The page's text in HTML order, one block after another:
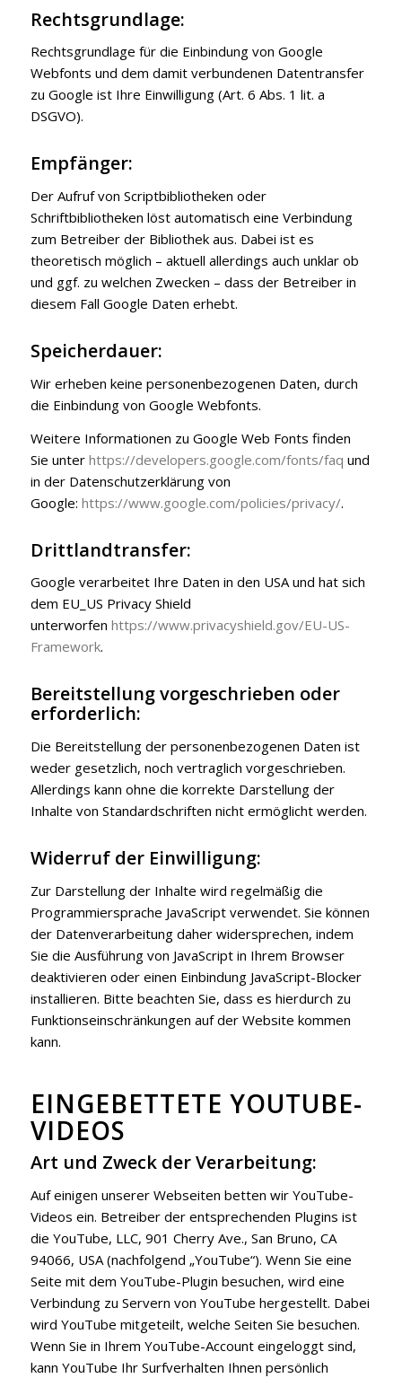
Rechtsgrundlage:
Rechtsgrundlage für die Einbindung von Google
Webfonts und dem damit verbundenen Datentransfer
zu Google ist Ihre Einwilligung (Art. 6 Abs. 1 lit. a
DSGVO).
Empfänger:
Der Aufruf von Scriptbibliotheken oder
Schriftbibliotheken löst automatisch eine Verbindung
zum Betreiber der Bibliothek aus. Dabei ist es
theoretisch möglich – aktuell allerdings auch unklar ob
und ggf. zu welchen Zwecken – dass der Betreiber in
diesem Fall Google Daten erhebt.
Speicherdauer:
Wir erheben keine personenbezogenen Daten, durch
die Einbindung von Google Webfonts.
Weitere Informationen zu Google Web Fonts finden
Sie unter https://developers.google.com/fonts/faq und
in der Datenschutzerklärung von
Google: https://www.google.com/policies/privacy/.
Drittlandtransfer:
Google verarbeitet Ihre Daten in den USA und hat sich
dem EU_US Privacy Shield
unterworfen https://www.privacyshield.gov/EU-US-
Framework.
Bereitstellung vorgeschrieben oder
erforderlich:
Die Bereitstellung der personenbezogenen Daten ist
weder gesetzlich, noch vertraglich vorgeschrieben.
Allerdings kann ohne die korrekte Darstellung der
Inhalte von Standardschriften nicht ermöglicht werden.
Widerruf der Einwilligung:
Zur Darstellung der Inhalte wird regelmäßig die
Programmiersprache JavaScript verwendet. Sie können
der Datenverarbeitung daher widersprechen, indem
Sie die Ausführung von JavaScript in Ihrem Browser
deaktivieren oder einen Einbindung JavaScript-Blocker
installieren. Bitte beachten Sie, dass es hierdurch zu
Funktionseinschränkungen auf der Website kommen
kann.
EINGEBETTETE YOUTUBE-
VIDEOS
Art und Zweck der Verarbeitung:
Auf einigen unserer Webseiten betten wir YouTube-
Videos ein. Betreiber der entsprechenden Plugins ist
die YouTube, LLC, 901 Cherry Ave., San Bruno, CA
94066, USA (nachfolgend „YouTube“). Wenn Sie eine
Seite mit dem YouTube-Plugin besuchen, wird eine
Verbindung zu Servern von YouTube hergestellt. Dabei
wird YouTube mitgeteilt, welche Seiten Sie besuchen.
Wenn Sie in Ihrem YouTube-Account eingeloggt sind,
kann YouTube Ihr Surfverhalten Ihnen persönlich